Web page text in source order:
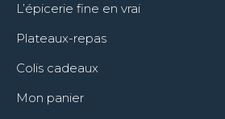
L’épicerie fine en vrai
Plateaux-repas
Colis cadeaux
Mon panier